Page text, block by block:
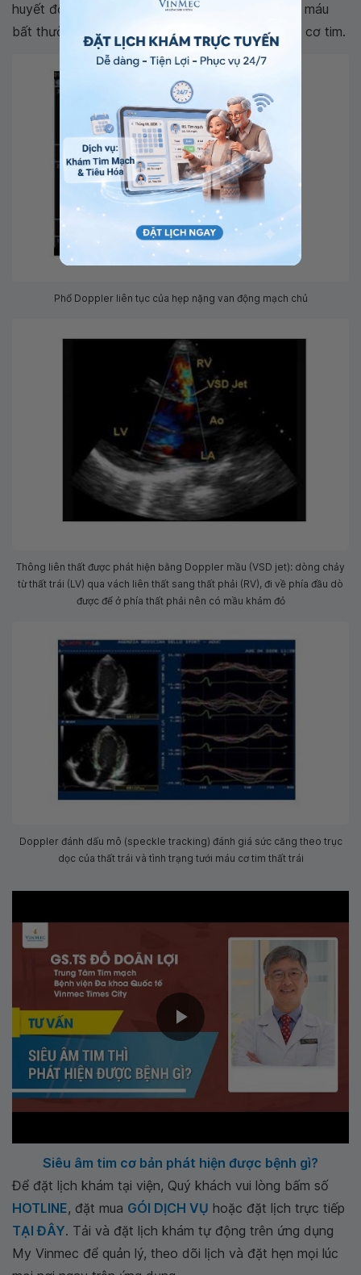
huyết động qua các van tim, phát hiện các dòng máu
bất thường trong tim và tình trạng vận động của cơ tim.
Phổ Doppler liên tục của hẹp nặng van động mạch chủ
Thông liên thất được phát hiện bằng Doppler mầu (VSD jet): dòng chảy
từ thất trái (LV) qua vách liên thất sang thất phải (RV), đi về phía đầu dò
được để ở phía thất phải nên có mầu khảm đỏ
Doppler đánh dấu mô (speckle tracking) đánh giá sức căng theo trục
dọc của thất trái và tình trạng tưới máu cơ tim thất trái
Siêu âm tim cơ bản phát hiện được bệnh gì?
Để đặt lịch khám tại viện, Quý khách vui lòng bấm số
HOTLINE, đặt mua GÓI DỊCH VỤ hoặc đặt lịch trực tiếp
TẠI ĐÂY. Tải và đặt lịch khám tự động trên ứng dụng
My Vinmec để quản lý, theo dõi lịch và đặt hẹn mọi lúc